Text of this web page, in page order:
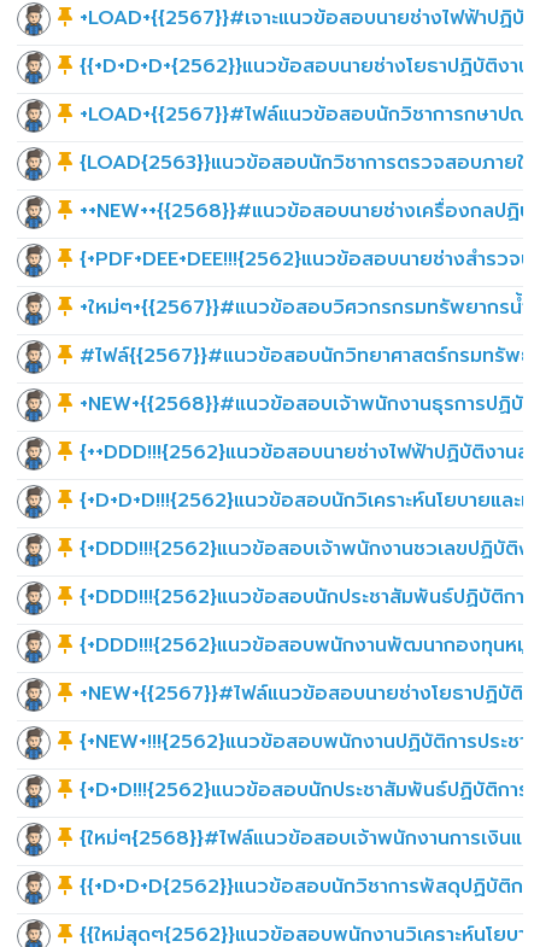
+LOAD+{{2567}}#เจาะแนวข้อสอบนายช่างไฟฟ้าปฏิบั
{{+D+D+D+{2562}}แนวข้อสอบนายช่างโยธาปฏิบัติงาน
+LOAD+{{2567}}#ไฟล์แนวข้อสอบนักวิชาการกษาปณ์
{LOAD{2563}}แนวข้อสอบนักวิชาการตรวจสอบภายใ
++NEW++{{2568}}#แนวข้อสอบนายช่างเครื่องกลปฏิ
{+PDF+DEE+DEE!!!{2562}แนวข้อสอบนายช่างสำรว
+ใหม่ๆ+{{2567}}#แนวข้อสอบวิศวกรกรมทรัพยากรน้ำ
#ไฟล์{{2567}}#แนวข้อสอบนักวิทยาศาสตร์กรมทรัพยา
+NEW+{{2568}}#แนวข้อสอบเจ้าพนักงานธุรการปฏิบั
{++DDD!!!{2562}แนวข้อสอบนายช่างไฟฟ้าปฏิบัติงานส
{+D+D+D!!!{2562}แนวข้อสอบนักวิเคราะห์นโยบายแล
{+DDD!!!{2562}แนวข้อสอบเจ้าพนักงานชวเลขปฏิบัติง
{+DDD!!!{2562}แนวข้อสอบนักประชาสัมพันธ์ปฏิบัติกา
{+DDD!!!{2562}แนวข้อสอบพนักงานพัฒนากองทุนหมู่
+NEW+{{2567}}#ไฟล์แนวข้อสอบนายช่างโยธาปฏิบัติ
{+NEW+!!!{2562}แนวข้อสอบพนักงานปฏิบัติการประช
{+D+D!!!{2562}แนวข้อสอบนักประชาสัมพันธ์ปฏิบัติการ
{ใหม่ๆ{2568}}#ไฟล์แนวข้อสอบเจ้าพนักงานการเงินแ
{{+D+D+D{2562}}แนวข้อสอบนักวิชาการพัสดุปฏิบัติกา
{{ใหม่สุดๆ{2562}}แนวข้อสอบพนักงานวิเคราะห์นโยบ